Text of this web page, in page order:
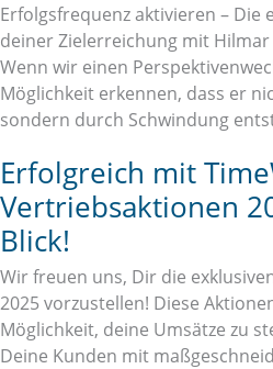
Erfolgsfrequenz aktivieren – Die
deiner Zielerreichung mit Hilmar
Wenn wir einen
Möglichkeit erkennen, dass er
sondern durch Schwindung
Erfolgreich mit
Vertriebsaktionen
Blick!
Wir freuen uns, Dir die
2025 vorzustellen! Diese
Möglichkeit, deine Umsätze zu
Deine Kunden mit